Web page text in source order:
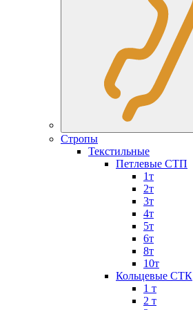
Стропы
Текстильные
Петлевые СТП
1т
2т
3т
4т
5т
6т
8т
10т
Кольцевые СТК
1 т
2 т